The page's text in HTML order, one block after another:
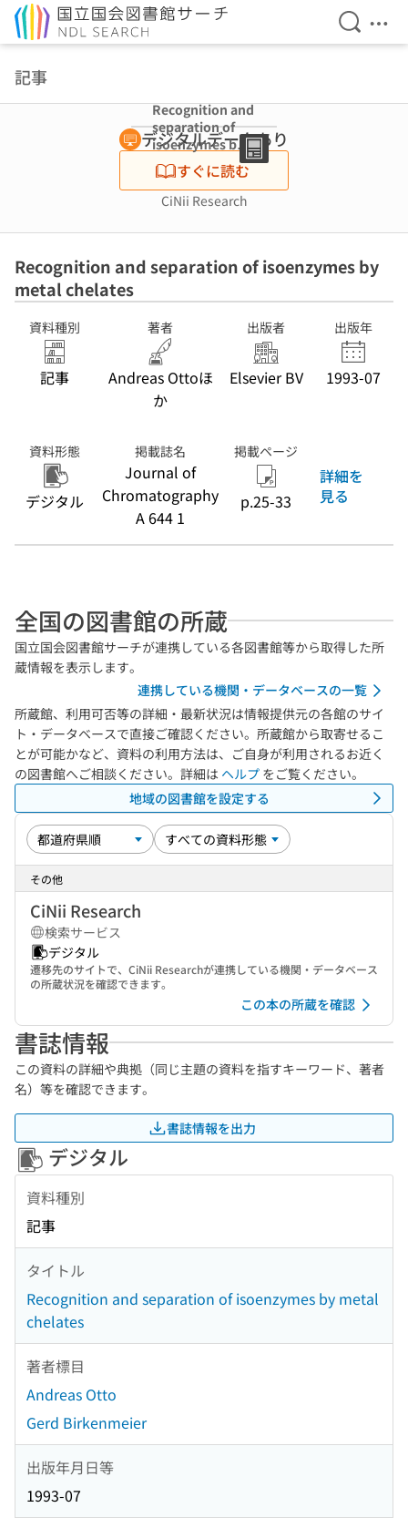
検索を
メ
記事
Recognition and
separation of
isoenzymes by
metal chelates
デジタルデータあり
すぐに読む
CiNii Research
Recognition and separation of isoenzymes by
metal chelates
資料種別
記事
著者
Andreas Ottoほ
か
出版者
Elsevier BV
出版年
1993-07
資料形態
デジタル
掲載誌名
Journal of
Chromatography
A 644 1
掲載ページ
p.25-33
詳細を
見る
全国の図書館の所蔵
国立国会図書館サーチが連携している各図書館等から取得した所
蔵情報を表示します。
連携している機関・データベースの一覧
所蔵館、利用可否等の詳細・最新状況は情報提供元の各館のサイ
ト・データベースで直接ご確認ください。所蔵館から取寄せるこ
とが可能かなど、資料の利用方法は、ご自身が利用されるお近く
の図書館へご相談ください。詳細は ヘルプ をご覧ください。
地域の図書館を設定する
その他
CiNii Research
検索サービス
デジタル
遷移先のサイトで、CiNii Researchが連携している機関・データベース
の所蔵状況を確認できます。
この本の所蔵を確認
書誌情報
この資料の詳細や典拠（同じ主題の資料を指すキーワード、著者
名）等を確認できます。
書誌情報を出力
デジタル
資料種別
記事
タイトル
Recognition and separation of isoenzymes by metal
chelates
著者標目
Andreas Otto
Gerd Birkenmeier
出版年月日等
1993-07